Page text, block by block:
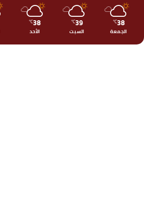
38
℃
الجمعة
39
℃
السبت
38
℃
الأحد